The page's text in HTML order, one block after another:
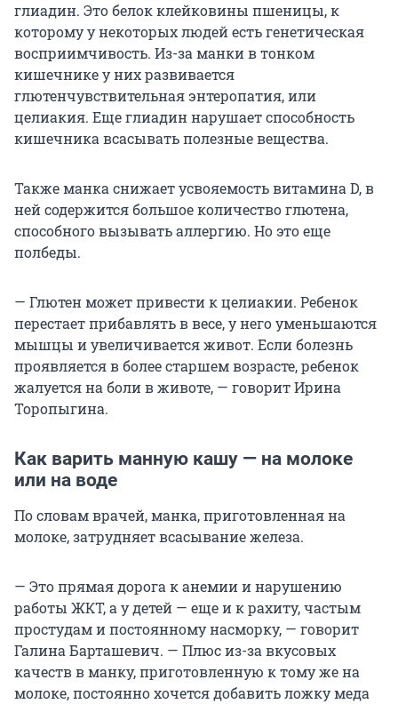
глиадин. Это белок клейковины пшеницы, к
которому у некоторых людей есть генетическая
восприимчивость. Из-за манки в тонком
кишечнике у них развивается
глютенчувствительная энтеропатия, или
целиакия. Еще глиадин нарушает способность
кишечника всасывать полезные вещества.
Также манка снижает усвояемость витамина D, в
ней содержится большое количество глютена,
способного вызывать аллергию. Но это еще
полбеды.
— Глютен может привести к целиакии. Ребенок
перестает прибавлять в весе, у него уменьшаются
мышцы и увеличивается живот. Если болезнь
проявляется в более старшем возрасте, ребенок
жалуется на боли в животе, — говорит Ирина
Торопыгина.
Как варить манную кашу — на молоке
или на воде
По словам врачей, манка, приготовленная на
молоке, затрудняет всасывание железа.
— Это прямая дорога к анемии и нарушению
работы ЖКТ, а у детей — еще и к рахиту, частым
простудам и постоянному насморку, — говорит
Галина Барташевич. — Плюс из-за вкусовых
качеств в манку, приготовленную к тому же на
молоке, постоянно хочется добавить ложку меда